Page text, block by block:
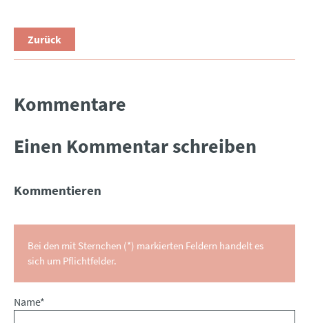
Zurück
Kommentare
Einen Kommentar schreiben
Kommentieren
Bei den mit Sternchen (*) markierten Feldern handelt es
sich um Pflichtfelder.
Pflichtfeld
Name*